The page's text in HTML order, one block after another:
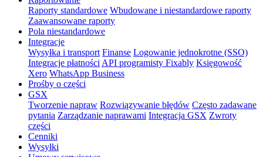
Raporty standardowe Wbudowane i niestandardowe raporty
Zaawansowane raporty
Pola niestandardowe
Integracje
Wysyłka i transport Finanse Logowanie jednokrotne (SSO)
Integracje płatności API programisty Fixably Księgowość
Xero WhatsApp Business
Prośby o części
GSX
Tworzenie napraw Rozwiązywanie błędów Często zadawane
pytania Zarządzanie naprawami Integracja GSX Zwroty
części
Cenniki
Wysyłki